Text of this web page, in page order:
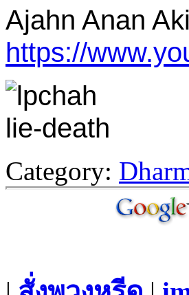
Ajahn Anan
https://
Category: